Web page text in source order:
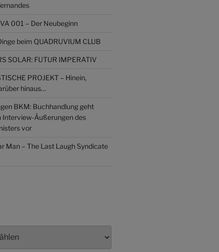
001 – Der Neubeginn
beim QUADRUVIUM CLUB
SOLAR: FUTUR IMPERATIV
PROJEKT – Hinein,
hinaus…
BKM: Buchhandlung geht
Interview-Äußerungen des
vor
Man – The Last Laugh Syndicate